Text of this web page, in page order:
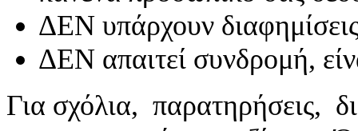
ΔΕΝ υπάρχουν
ΔΕΝ απαιτεί συνδρομή,
Για σχόλια, παρατηρήσεις,